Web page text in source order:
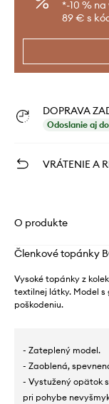
*-10 %
89 € s
DOPRAVA
Odoslanie aj
VRÁTENIE A
O produkte
Členkové topánky
Vysoké topánky z
textilnej látky. Model s
poškodeniu.
- Zateplený model.
- Zaoblená,
- Vystužený opätok
pri pohybe